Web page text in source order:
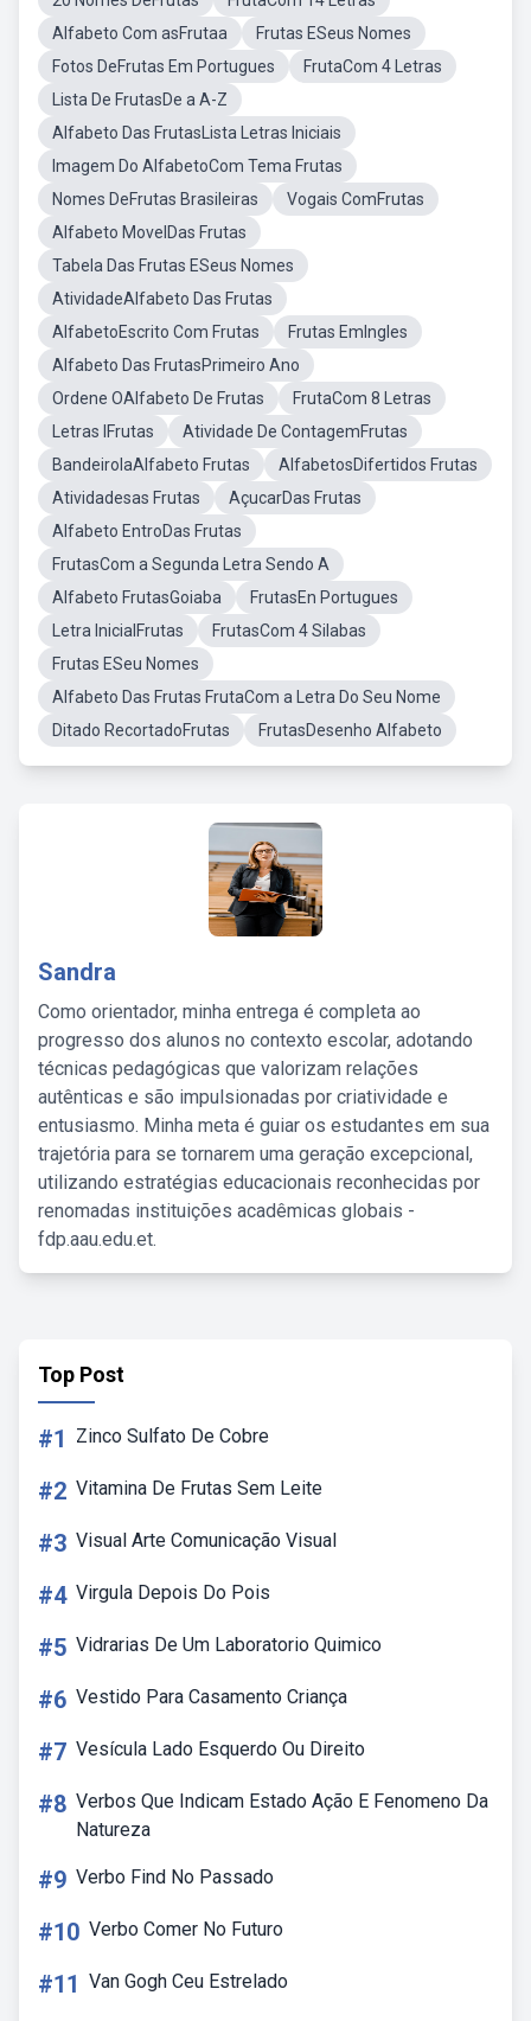
Alfabeto Com asFrutaa
Frutas ESeus Nomes
Fotos DeFrutas Em Portugues
FrutaCom 4 Letras
Lista De FrutasDe a A-Z
Alfabeto Das FrutasLista Letras Iniciais
Imagem Do AlfabetoCom Tema Frutas
Nomes DeFrutas Brasileiras
Vogais ComFrutas
Alfabeto MovelDas Frutas
Tabela Das Frutas ESeus Nomes
AtividadeAlfabeto Das Frutas
AlfabetoEscrito Com Frutas
Frutas EmIngles
Alfabeto Das FrutasPrimeiro Ano
Ordene OAlfabeto De Frutas
FrutaCom 8 Letras
Letras IFrutas
Atividade De ContagemFrutas
BandeirolaAlfabeto Frutas
AlfabetosDifertidos Frutas
Atividadesas Frutas
AçucarDas Frutas
Alfabeto EntroDas Frutas
FrutasCom a Segunda Letra Sendo A
Alfabeto FrutasGoiaba
FrutasEn Portugues
Letra InicialFrutas
FrutasCom 4 Silabas
Frutas ESeu Nomes
Alfabeto Das Frutas FrutaCom a Letra Do Seu Nome
Ditado RecortadoFrutas
FrutasDesenho Alfabeto
Sandra
Como orientador, minha entrega é completa ao
progresso dos alunos no contexto escolar, adotando
técnicas pedagógicas que valorizam relações
autênticas e são impulsionadas por criatividade e
entusiasmo. Minha meta é guiar os estudantes em sua
trajetória para se tornarem uma geração excepcional,
utilizando estratégias educacionais reconhecidas por
renomadas instituições acadêmicas globais -
fdp.aau.edu.et.
Top Post
#1 Zinco Sulfato De Cobre
#2 Vitamina De Frutas Sem Leite
#3 Visual Arte Comunicação Visual
#4 Virgula Depois Do Pois
#5 Vidrarias De Um Laboratorio Quimico
#6 Vestido Para Casamento Criança
#7 Vesícula Lado Esquerdo Ou Direito
#8 Verbos Que Indicam Estado Ação E Fenomeno Da
Natureza
#9 Verbo Find No Passado
#10 Verbo Comer No Futuro
#11 Van Gogh Ceu Estrelado